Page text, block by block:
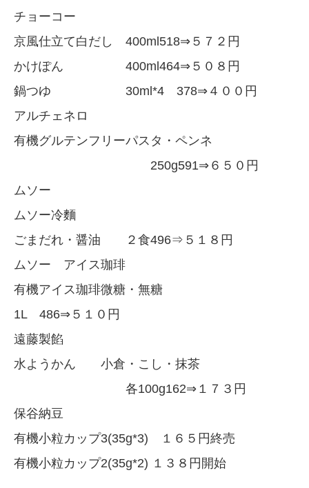
チョーコー
京風仕立て白だし 400ml518⇒５７２円
かけぽん 400ml464⇒５０８円
鍋つゆ 30ml*4 378⇒４００円
アルチェネロ
有機グルテンフリーパスタ・ペンネ
250g591⇒６５０円
ムソー
ムソー冷麵
ごまだれ・醤油 ２食496⇒５１８円
ムソー アイス珈琲
有機アイス珈琲微糖・無糖
1L 486⇒５１０円
遠藤製餡
水ようかん 小倉・こし・抹茶
各100g162⇒１７３円
保谷納豆
有機小粒カップ3(35g*3) １６５円終売
有機小粒カップ2(35g*2) １３８円開始